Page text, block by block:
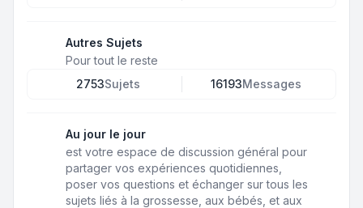
Autres Sujets
Pour tout le reste
2753Sujets 16193Messages
Au jour le jour
est votre espace de discussion général pour
partager vos expériences quotidiennes,
poser vos questions et échanger sur tous les
sujets liés à la grossesse, aux bébés, et aux